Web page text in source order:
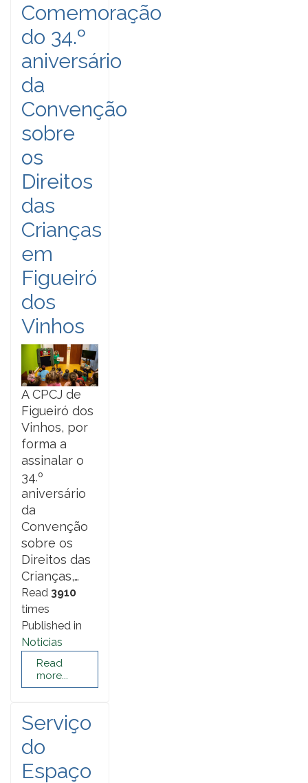
Comemoração
do 34.º
aniversário
da
Convenção
sobre
os
Direitos
das
Crianças
em
Figueiró
dos
Vinhos
A CPCJ de
Figueiró dos
Vinhos, por
forma a
assinalar o
34.º
aniversário
da
Convenção
sobre os
Direitos das
Crianças,…
Read 3910
times
Published in
Noticias
Read
more...
Serviço
do
Espaço